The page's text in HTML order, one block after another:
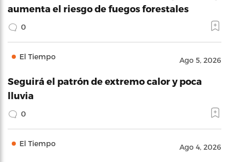
aumenta el riesgo de fuegos forestales
0
El Tiempo Ago 5, 2026
Seguirá el patrón de extremo calor y poca
lluvia
0
El Tiempo Ago 4, 2026